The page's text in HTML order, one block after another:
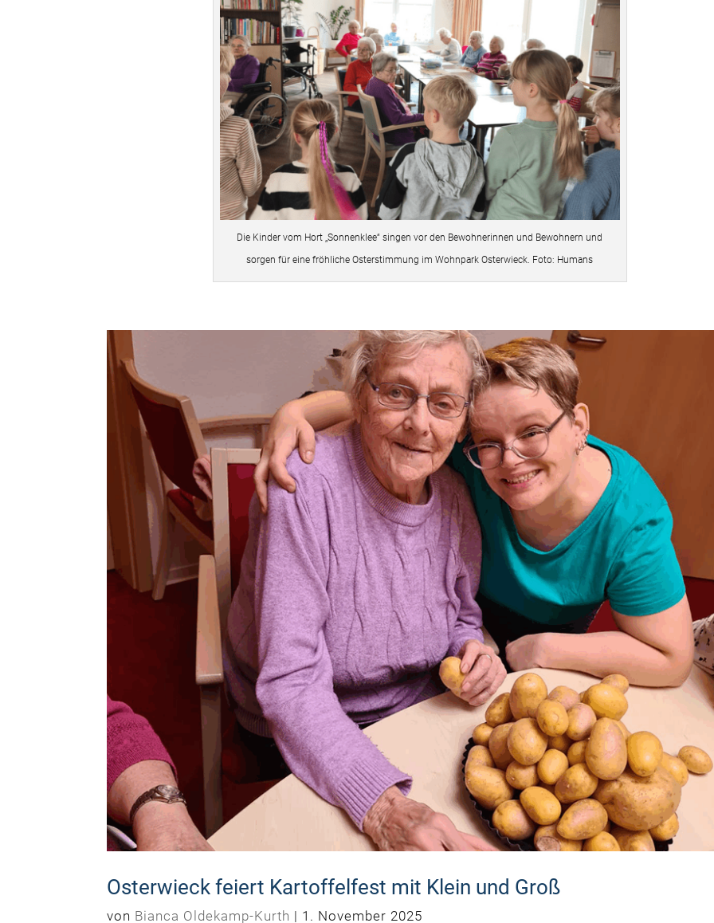
Die Kinder vom Hort „Sonnenklee“ singen vor den Bewohnerinnen und Bewohnern und
sorgen für eine fröhliche Osterstimmung im Wohnpark Osterwieck. Foto: Humans
Osterwieck feiert Kartoffelfest mit Klein und Groß
von Bianca Oldekamp-Kurth | 1. November 2025